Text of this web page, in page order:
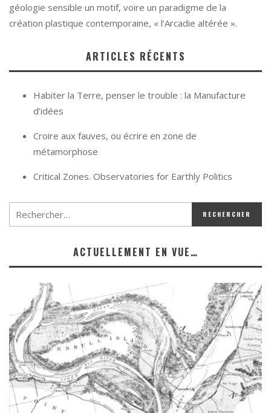
géologie sensible un motif, voire un paradigme de la
création plastique contemporaine, « l’Arcadie altérée ».
ARTICLES RÉCENTS
Habiter la Terre, penser le trouble : la Manufacture
d’idées
Croire aux fauves, ou écrire en zone de
métamorphose
Critical Zones. Observatories for Earthly Politics
ACTUELLEMENT EN VUE…